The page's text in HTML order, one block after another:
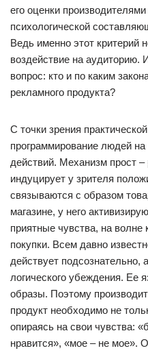
его оценки
психологической
Ведь именно этот критерий
воздействие на аудиторию.
вопрос: кто и по каким
рекламного продукта?
С точки зрения
программирование людей
действий. Механизм прост
индуцирует у зрителя
связываются с образом
магазине, у него
приятные чувства, на волне
покупки. Всем давно
действует подсознательно,
логического убеждения.
образы. Поэтому
продукт необходимо не
опираясь на свои чувства:
нравится», «мое – не мое».